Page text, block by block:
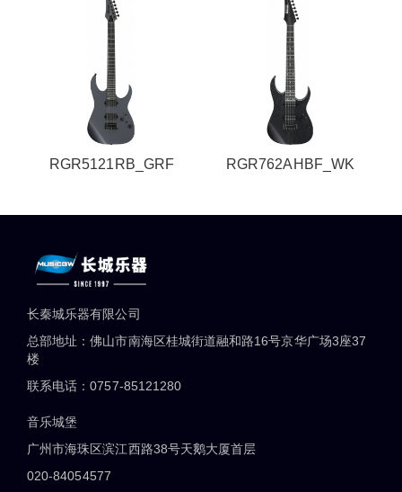
RGR5121RB_GRF RGR762AHBF_WK
长秦城乐器有限公司
总部地址：佛山市南海区桂城街道融和路16号京华广场3座37
楼
联系电话：0757-85121280
音乐城堡
广州市海珠区滨江西路38号天鹅大厦首层
020-84054577